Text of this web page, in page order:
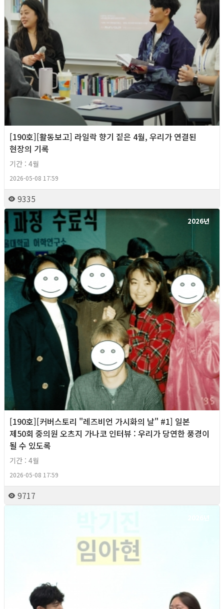
[190호][활동보고] 라일락 향기 짙은 4월, 우리가 연결된
현장의 기록
기간 : 4월
2026-05-08 17:59
9335
2026년
[190호][커버스토리 "레즈비언 가시화의 날" #1] 일본
제50회 중의원 오츠지 가나코 인터뷰 : 우리가 당연한 풍경이
될 수 있도록
기간 : 4월
2026-05-08 17:59
9717